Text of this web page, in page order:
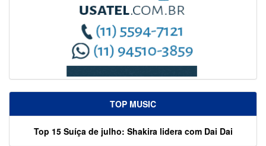
TOP MUSIC
Top 15 Suíça de julho: Shakira lidera com Dai Dai